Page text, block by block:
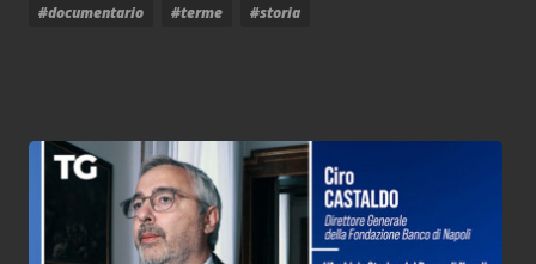
#documentario
#terme #storia